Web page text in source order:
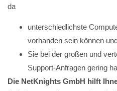
da
unterschiedlichste
vorhanden sein können
Sie bei der großen und
Support-Anfragen gering
Die NetKnights GmbH hilft